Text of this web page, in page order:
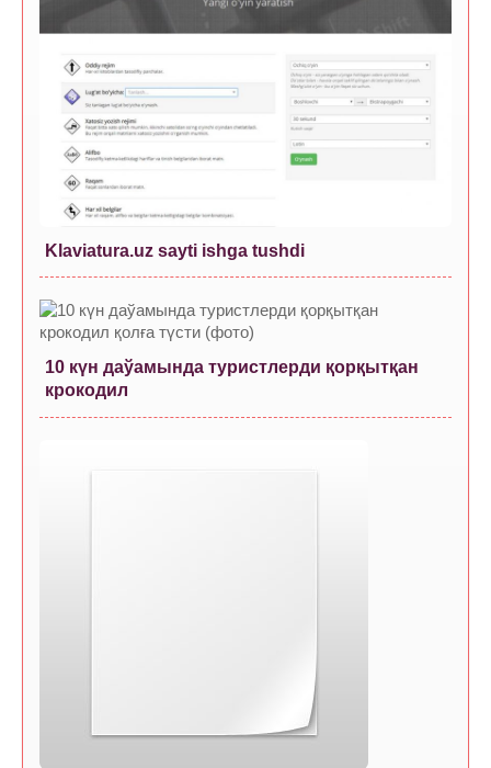
Klaviatura.uz sayti ishga tushdi
10 күн даўамында туристлерди қорқытқан
крокодил